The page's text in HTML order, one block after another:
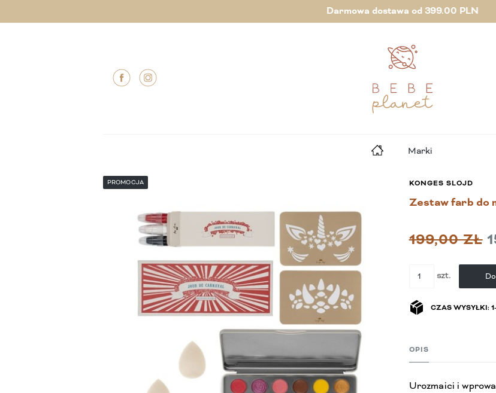
Darmowa dostawa od 399.00 PLN
Marki
PROMOCJA KONGES SLOJD
Zestaw farb do
199,00 ZŁ
szt.
CZAS WYSYŁKI:
OPIS
Urozmaici i